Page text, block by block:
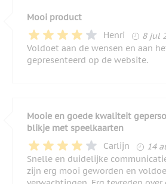
Mooi product
Henri
8 juli
8 jul
Voldoet aan de wensen en aan
gepresenteerd op de website.
Mooie en goede kwaliteit
blikje met speelkaarten
Carlijn
14
14
Snelle en duidelijke
zijn erg mooi geworden en